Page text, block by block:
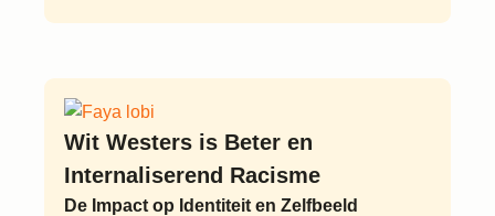
Wit Westers is Beter en
Internaliserend Racisme
De Impact op Identiteit en Zelfbeeld